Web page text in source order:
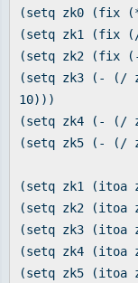
(setq zk0 (fix
(setq zk1 (fix (/
(setq zk2 (fix
(setq zk3 (- (/
10)))
(setq zk4 (- (/
(setq zk5 (- (/
(setq zk1 (itoa
(setq zk2 (itoa
(setq zk3 (itoa
(setq zk4 (itoa
(setq zk5 (itoa